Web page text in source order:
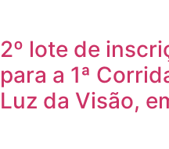
2º lote de
para a 1ª
Luz da Visão,